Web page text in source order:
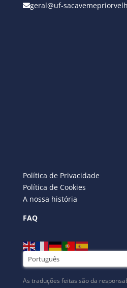
geral@uf-
Política de Privacidade
Política de Cookies
A nossa história
FAQ
As traduções feitas são da